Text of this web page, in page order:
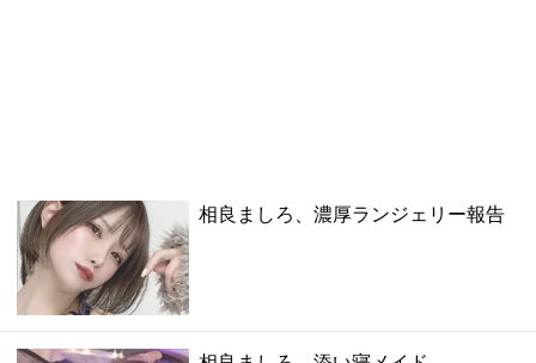
相良ましろ、濃厚ランジェリー報告